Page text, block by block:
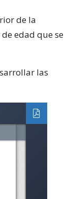
de la
edad que se
las